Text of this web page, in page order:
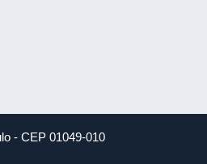
- CEP 01049-010